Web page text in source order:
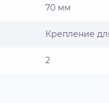
70 мм
Крепление
2